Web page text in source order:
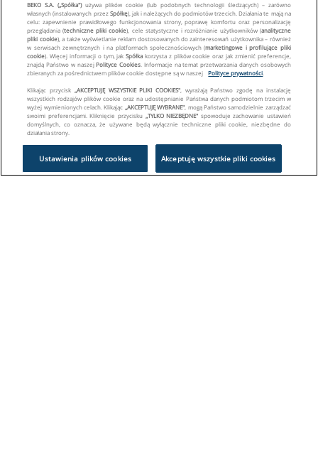
BEKO S.A. („Spółka")używa plików cookie (lub podobnych technologii śledzących) – zarówno
własnych (instalowanych przezSpółkę), jak i należących do podmiotów trzecich. Działania te mają na
celu: zapewnienie prawidłowego funkcjonowania strony, poprawę komfortu oraz personalizację
przeglądania (techniczne pliki cookie), cele statystyczne i rozróżnianie użytkowników (analityczne
pliki cookie), a także wyświetlanie reklam dostosowanych do zainteresowań użytkownika – również
w serwisach zewnętrznych i na platformach społecznościowych (marketingowe i profilujące pliki
cookie). Więcej informacji o tym, jakSpółka korzysta z plików cookie oraz jak zmienić preferencje,
znajdą Państwo w naszejPolityce Cookies . Informacje na temat przetwarzania danych osobowych
zbieranych za pośrednictwem plików cookie dostępne są w naszej
Polityce prywatności
Klikając przycisk „AKCEPTUJĘ WSZYSTKIE PLIKI COOKIES" , wyrażają Państwo zgodę na instalację
wszystkich rodzajów plików cookie oraz na udostępnianie Państwa danych podmiotom trzecim w
wyżej wymienionych celach. Klikając „AKCEPTUJĘ WYBRANE" , mogą Państwo samodzielnie zarządzać
swoimi preferencjami. Kliknięcie przycisku „TYLKO NIEZBĘDNE" spowoduje zachowanie ustawień
domyślnych, co oznacza, że używane będą wyłącznie techniczne pliki cookie, niezbędne do
działania strony.
Ustawienia plików cookies Akceptuję wszystkie pliki cookies